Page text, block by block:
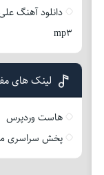
دانلود آهنگ
mp3
لینک های
هاست وردپرس
پخش سراسری